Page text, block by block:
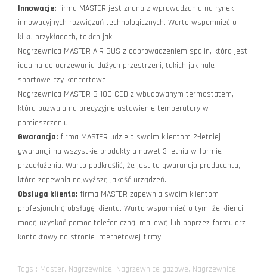
Innowacje: firma MASTER jest znana z wprowadzania na rynek
innowacyjnych rozwiązań technologicznych. Warto wspomnieć o
kilku przykładach, takich jak:
Nagrzewnica MASTER AIR BUS z odprowadzeniem spalin, która jest
idealna do ogrzewania dużych przestrzeni, takich jak hale
sportowe czy koncertowe.
Nagrzewnica MASTER B 100 CED z wbudowanym termostatem,
która pozwala na precyzyjne ustawienie temperatury w
pomieszczeniu.
Gwarancja: firma MASTER udziela swoim klientom 2-letniej
gwarancji na wszystkie produkty a nawet 3 letnia w formie
przedłużenia. Warto podkreślić, że jest to gwarancja producenta,
która zapewnia najwyższą jakość urządzeń.
Obsluga klienta: firma MASTER zapewnia swoim klientom
profesjonalną obsługę klienta. Warto wspomnieć o tym, że klienci
mogą uzyskać pomoc telefoniczną, mailową lub poprzez formularz
kontaktowy na stronie internetowej firmy.
Tags : Master, Nagrzewnice, Nagrzewnice gazowe, Nagrzewnice